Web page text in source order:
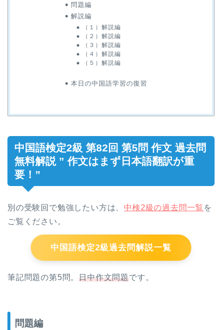
問題編
解説編
（１）解説編
（２）解説編
（３）解説編
（４）解説編
（５）解説編
本日の中国語学習の復習
中国語検定2級 第82回 第5問 作文 過去問
無料解説 ” 作文はまず日本語翻訳が重
要！”
別の受験回で勉強したい方は、 中検2級の過去問一覧 を
ご覧ください。
中国語検定2級過去問解説一覧
筆記問題の第5問。日中作文問題です。
問題編